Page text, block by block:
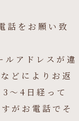
話をお願い致
アドレスが違
どによりお返
～4日経って
がお電話でそ